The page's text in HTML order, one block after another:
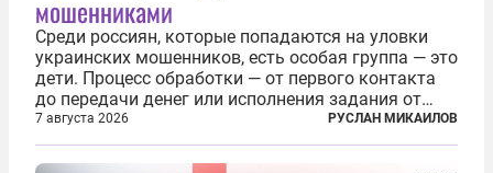
мошенниками
Среди россиян, которые попадаются на уловки
украинских мошенников, есть особая группа — это
дети. Процесс обработки — от первого контакта
до передачи денег или исполнения задания от
кураторов может занять от двух часов до
нескольких месяцев. Детей превращают в
послушных исполнителей, которые...
7 августа 2026 РУСЛАН МИКАИЛОВ